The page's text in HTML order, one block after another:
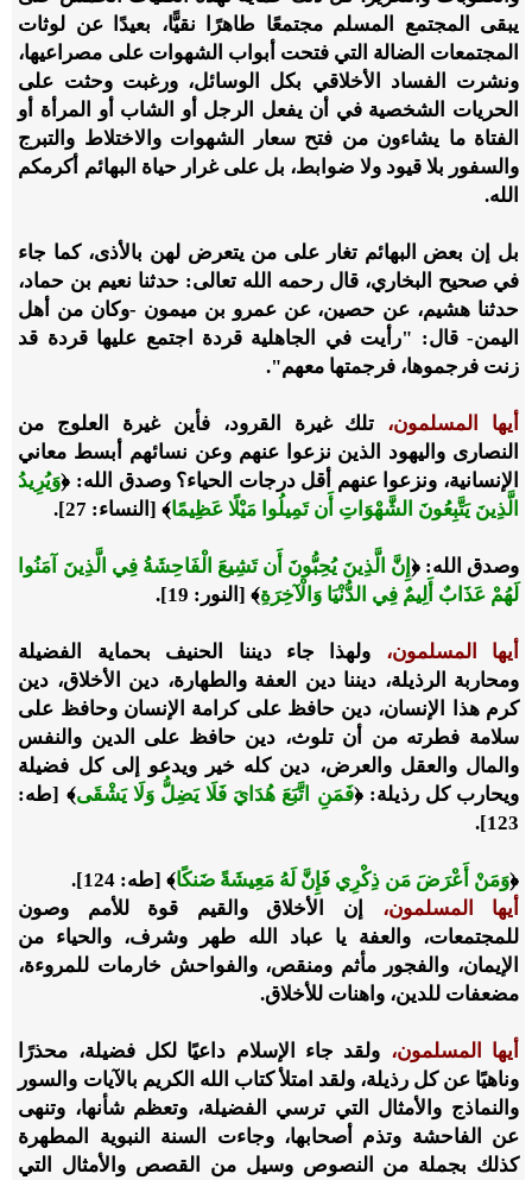
يبقى المجتمع المسلم مجتمعًا طاهرًا نقيًّا، بعيدًا عن لوثات
المجتمعات الضالة التي فتحت أبواب الشهوات على مصراعيها،
ونشرت الفساد الأخلاقي بكل الوسائل، ورغبت وحثت على
الحريات الشخصية في أن يفعل الرجل أو الشاب أو المرأة أو
الفتاة ما يشاءون من فتح سعار الشهوات والاختلاط والتبرج
والسفور بلا قيود ولا ضوابط، بل على غرار حياة البهائم أكرمكم
الله.
بل إن بعض البهائم تغار على من يتعرض لهن بالأذى، كما جاء
في صحيح البخاري، قال رحمه الله تعالى: حدثنا نعيم بن حماد،
حدثنا هشيم، عن حصين، عن عمرو بن ميمون -وكان من أهل
اليمن- قال: "رأيت في الجاهلية قردة اجتمع عليها قردة قد
زنت فرجموها، فرجمتها معهم".
أيها المسلمون، تلك غيرة القرود، فأين غيرة العلوج من
النصارى واليهود الذين نزعوا عنهم وعن نسائهم أبسط معاني
الإنسانية، ونزعوا عنهم أقل درجات الحياء؟ وصدق الله: ﴿وَيُرِيدُ
الَّذِينَ يَتَّبِعُونَ الشَّهْوَاتِ أَن تَمِيلُوا مَيْلًا عَظِيمًا﴾ [النساء: 27].
وصدق الله:﴿إِنَّ الَّذِينَ يُحِبُّونَ أَن تَشِيعَ الْفَاحِشَةُ فِي الَّذِينَ آمَنُوا
لَهُمْ عَذَابٌ أَلِيمٌ فِي الدُّنْيَا وَالْآخِرَةِ﴾ [النور: 19].
أيها المسلمون، ولهذا جاء ديننا الحنيف بحماية الفضيلة
ومحاربة الرذيلة، ديننا دين العفة والطهارة، دين الأخلاق، دين
كرم هذا الإنسان، دين حافظ على كرامة الإنسان وحافظ على
سلامة فطرته من أن تلوث، دين حافظ على الدين والنفس
والمال والعقل والعرض، دين كله خير ويدعو إلى كل فضيلة
ويحارب كل رذيلة:﴿فَمَنِ اتَّبَعَ هُدَايَ فَلَا يَضِلُّ وَلَا يَشْقَى﴾ [طه:
123].
﴿وَمَنْ أَعْرَضَ مَن ذِكْرِي فَإِنَّ لَهُ مَعِيشَةً ضَنكًا﴾ [طه: 124].
أيها المسلمون، إن الأخلاق والقيم قوة للأمم وصون
للمجتمعات، والعفة يا عباد الله طهر وشرف، والحياء من
الإيمان، والفجور مأثم ومنقص، والفواحش خارمات للمروءة،
مضعفات للدين، واهنات للأخلاق.
أيها المسلمون، ولقد جاء الإسلام داعيًا لكل فضيلة، محذرًا
وناهيًا عن كل رذيلة، ولقد امتلأ كتاب الله الكريم بالآيات والسور
والنماذج والأمثال التي ترسي الفضيلة، وتعظم شأنها، وتنهى
عن الفاحشة وتذم أصحابها، وجاءت السنة النبوية المطهرة
كذلك بجملة من النصوص وسيل من القصص والأمثال التي